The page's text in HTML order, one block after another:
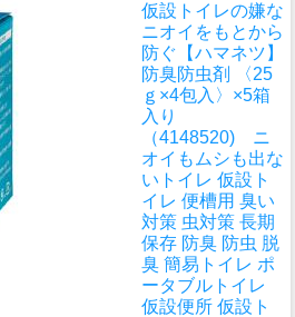
仮設トイレの嫌な
ニオイをもとから
防ぐ 【ハマネツ】
防臭防虫剤 〈25
ｇ×4包入〉×5箱
入り
（4148520) ニ
オイもムシも出な
いトイレ 仮設ト
イレ 便槽用 臭い
対策 虫対策 長期
保存 防臭 防虫 脱
臭 簡易トイレ ポ
ータブルトイレ
仮設便所 仮設ト